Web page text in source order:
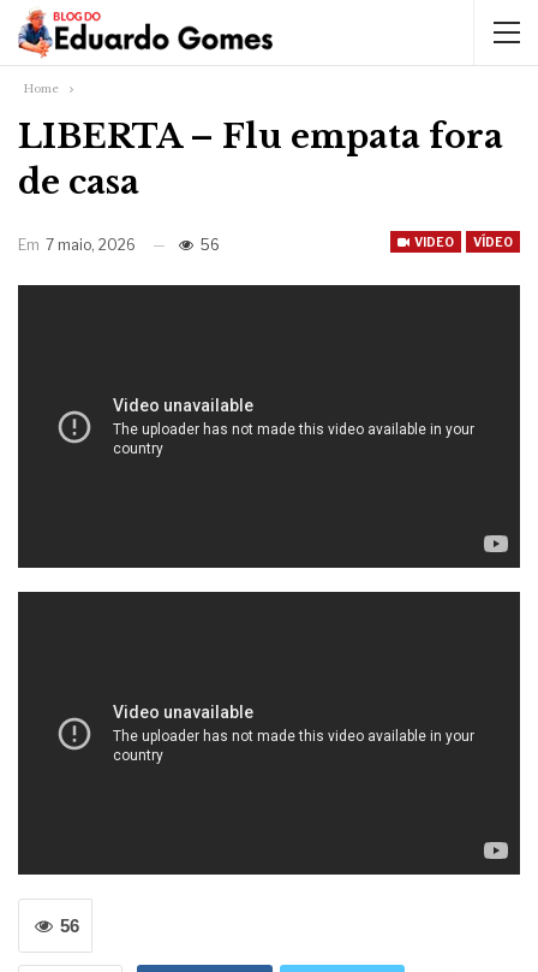
Home
LIBERTA – Flu empata fora
de casa
VIDEO VÍDEO
Em 7 maio, 2026 56
56